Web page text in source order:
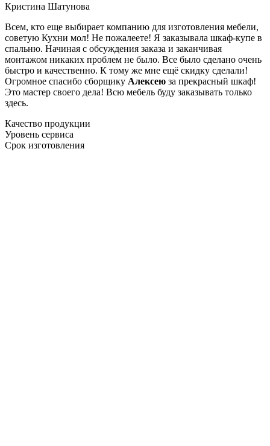
Кристина Шатунова
Всем, кто еще выбирает компанию для изготовления мебели,
советую Кухни мол! Не пожалеете! Я заказывала шкаф-купе в
спальню. Начиная с обсуждения заказа и заканчивая
монтажом никаких проблем не было. Все было сделано очень
быстро и качественно. К тому же мне ещё скидку сделали!
Огромное спасибо сборщику Алексею за прекрасный шкаф!
Это мастер своего дела! Всю мебель буду заказывать только
здесь.
Качество продукции
Уровень сервиса
Срок изготовления